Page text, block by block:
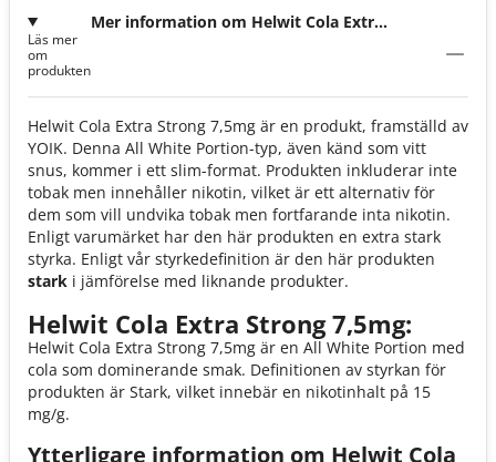
Mer information om Helwit Cola Extra
Läs mer
om
produkten
Helwit Cola Extra Strong 7,5mg är en produkt, framställd av
YOIK. Denna All White Portion-typ, även känd som vitt
snus, kommer i ett slim-format. Produkten inkluderar inte
tobak men innehåller nikotin, vilket är ett alternativ för
dem som vill undvika tobak men fortfarande inta nikotin.
Enligt varumärket har den här produkten en extra stark
styrka. Enligt vår styrkedefinition är den här produkten
stark i jämförelse med liknande produkter.
Helwit Cola Extra Strong 7,5mg:
Helwit Cola Extra Strong 7,5mg är en All White Portion med
cola som dominerande smak. Definitionen av styrkan för
produkten är Stark, vilket innebär en nikotinhalt på 15
mg/g.
Ytterligare information om Helwit Cola